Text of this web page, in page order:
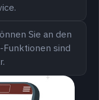
Sie an den
sind